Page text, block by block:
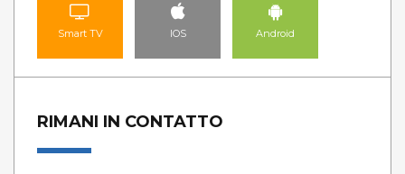
Smart TV IOS Android
RIMANI IN CONTATTO